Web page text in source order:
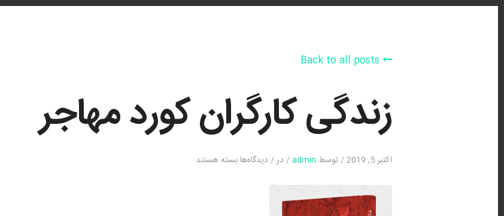
زندگی کارگران کورد مهاجر
اکتبر 5, 2019 /توسط admin
/ در/ دیدگاه‌هابرای
بسته هستند